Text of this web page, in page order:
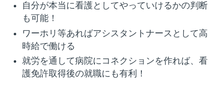
自分が本当に看護としてやっていけるかの判断
も可能！
ワーホリ等あればアシスタントナースとして高
時給で働ける
就労を通して病院にコネクションを作れば、看
護免許取得後の就職にも有利！